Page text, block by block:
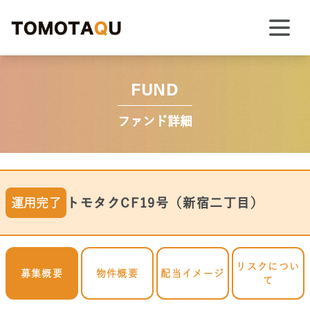
FUND
ファンド詳細
運用完了 トモタクCF19号（新宿二丁目）
募集概要 物件概要 配当イメージ
リスクについ
て